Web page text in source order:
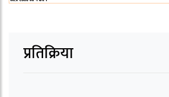
प्रतिक्रिया